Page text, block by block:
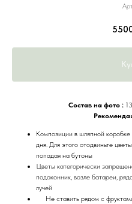
Состав на фото :
Композиции в шляпной
дня. Для этого отодвиньте
попадая на бутоны
Цветы категорически
подоконник, возле батареи,
лучей
Не ставить рядом с